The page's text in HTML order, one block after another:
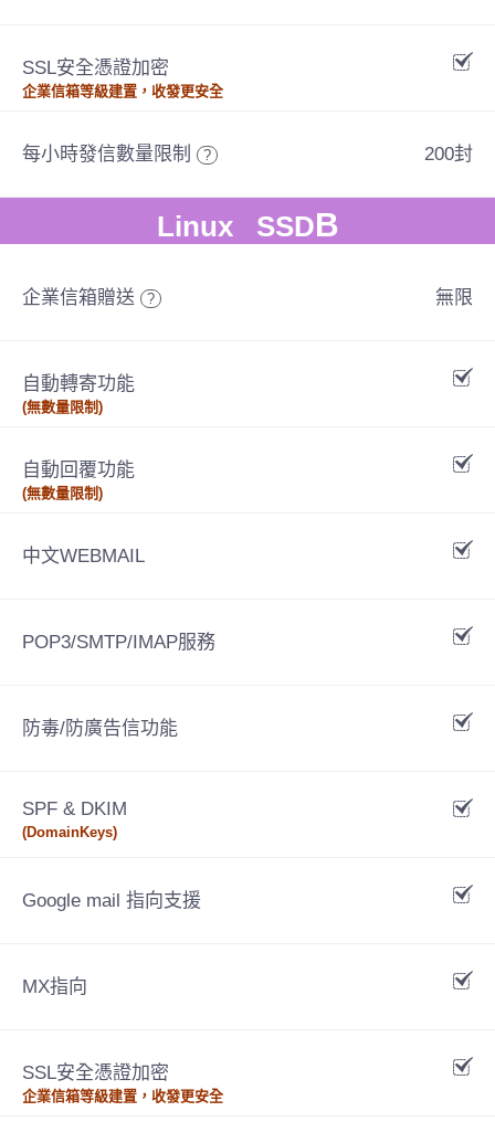
SSL安全憑證加密
企業信箱等級建置，收發更安全
每小時發信數量限制 ? 200封
Linux SSDB
企業信箱贈送 ? 無限
自動轉寄功能
(無數量限制)
自動回覆功能
(無數量限制)
中文WEBMAIL
POP3/SMTP/IMAP服務
防毒/防廣告信功能
SPF & DKIM
(DomainKeys)
Google mail 指向支援
MX指向
SSL安全憑證加密
企業信箱等級建置，收發更安全